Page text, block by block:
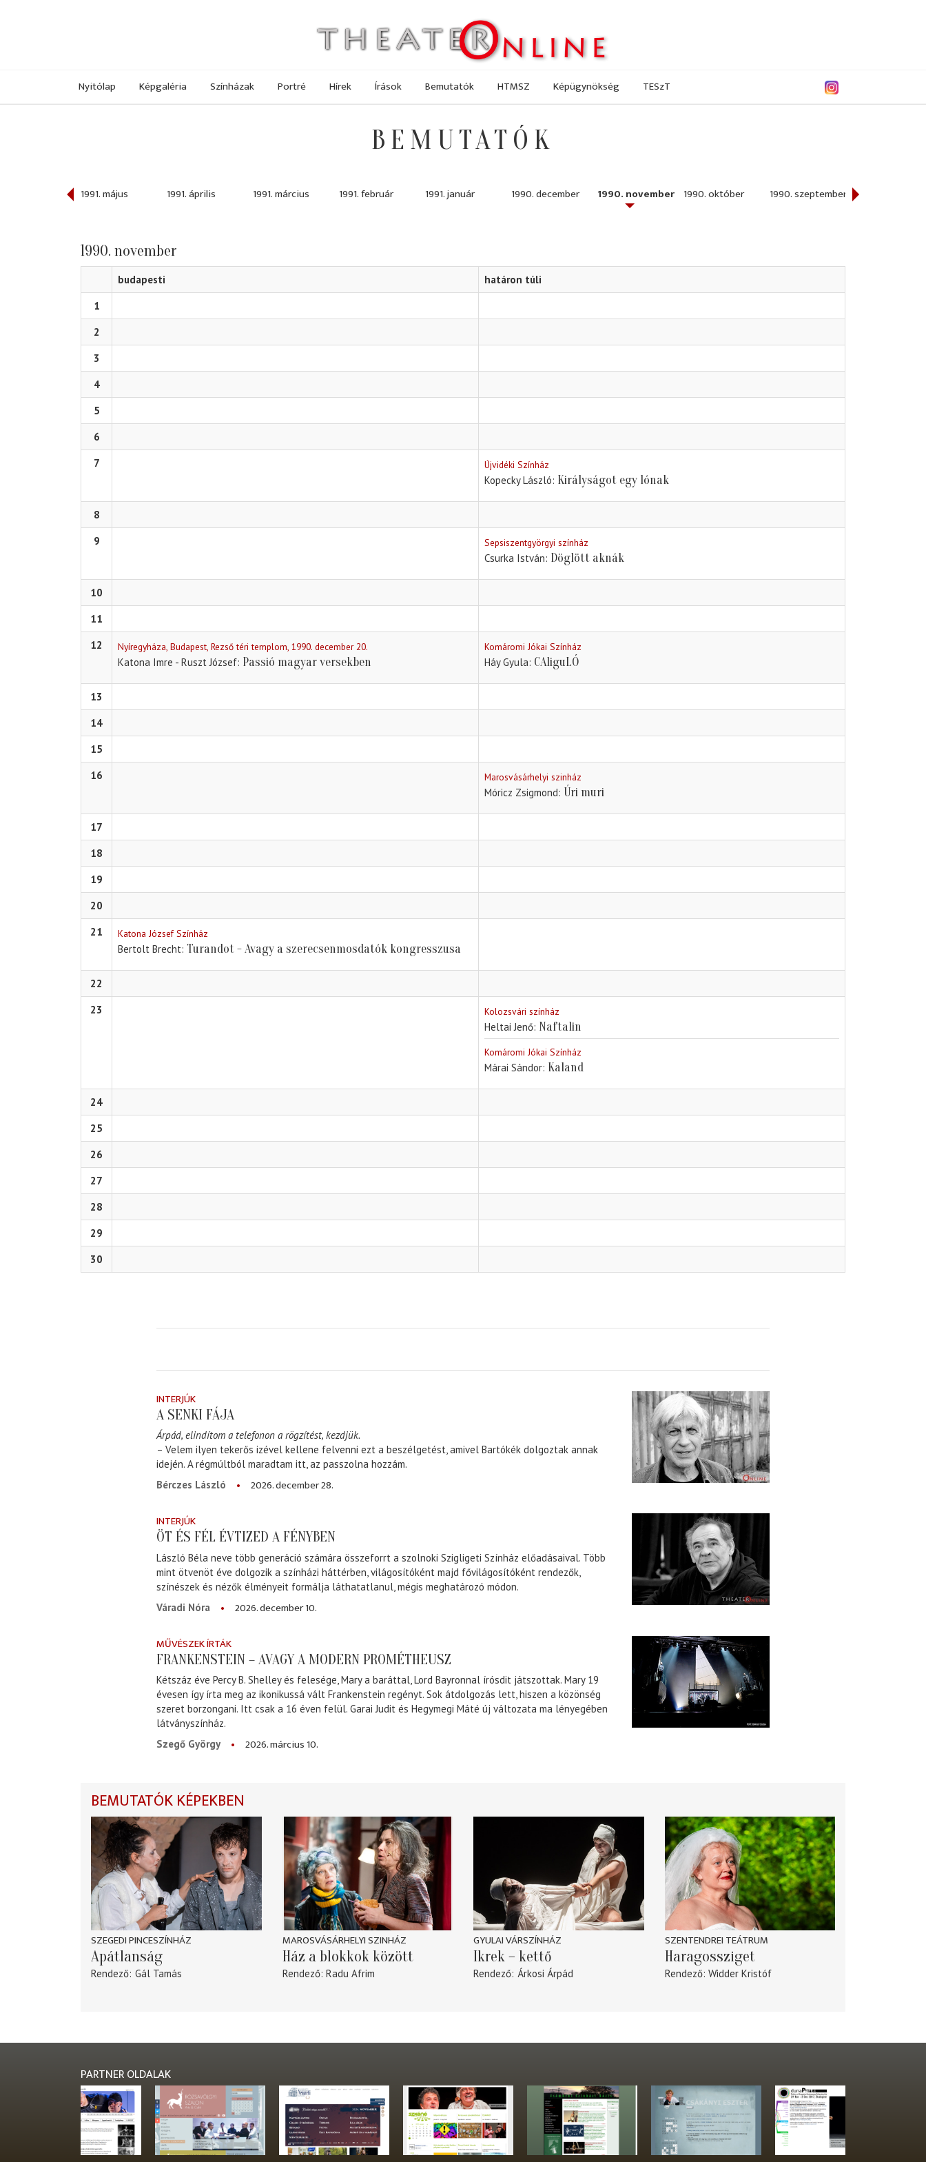
Nyitólap Képgaléria Színházak Portré Hírek Írások Bemutatók HTMSZ Képügynökség TESzT
BEMUTATÓK
1991. május 1991. április 1991. március 1991. február 1991. január 1990. december 1990. november 1990. október 1990. szeptember 1990.
1990. november
budapesti
határon túli
1
2
3
4
5
6
7
Újvidéki Színház
Kopecky László Királyságot egy lónak
8
9
Sepsiszentgyörgyi színház
Csurka István Döglött aknák
10
11
12
Nyíregyháza, Budapest, Rezső téri templom, 1990. december 20.
Katona Imre - Ruszt József Passió magyar versekben
Komáromi Jókai Színház
Háy Gyula CAliguLÓ
13
14
15
16
Marosvásárhelyi szinház
Móricz Zsigmond Úri muri
17
18
19
20
21
Katona József Színház
Bertolt Brecht Turandot - Avagy a szerecsenmosdatók kongresszusa
22
23
Kolozsvári színház
Heltai Jenő Naftalin
Komáromi Jókai Színház
Márai Sándor Kaland
24
25
26
27
28
29
30
INTERJÚK
A SENKI FÁJA
Árpád, elindítom a telefonon a rögzítést, kezdjük.
– Velem ilyen tekerős izével kellene felvenni ezt a beszélgetést, amivel Bartókék dolgoztak annak
idején. A régmúltból maradtam itt, az passzolna hozzám.
Bérczes László
2026. december 28.
INTERJÚK
ÖT ÉS FÉL ÉVTIZED A FÉNYBEN
László Béla neve több generáció számára összeforrt a szolnoki Szigligeti Színház előadásaival. Több
mint ötvenöt éve dolgozik a színházi háttérben, világosítóként majd fővilágosítóként rendezők,
színészek és nézők élményeit formálja láthatatlanul, mégis meghatározó módon.
Váradi Nóra
2026. december 10.
MŰVÉSZEK ÍRTÁK
FRANKENSTEIN – AVAGY A MODERN PROMÉTHEUSZ
Kétszáz éve Percy B. Shelley és felesége, Mary a baráttal, Lord Bayronnal írósdit játszottak. Mary 19
évesen így írta meg az ikonikussá vált Frankenstein regényt. Sok átdolgozás lett, hiszen a közönség
szeret borzongani. Itt csak a 16 éven felül. Garai Judit és Hegymegi Máté új változata ma lényegében
látványszínház.
Szegő György
2026. március 10.
BEMUTATÓK KÉPEKBEN
SZEGEDI PINCESZÍNHÁZ
Apátlanság
Rendező Gál Tamás
MAROSVÁSÁRHELYI SZINHÁZ
Ház a blokkok között
Rendező Radu Afrim
GYULAI VÁRSZÍNHÁZ
Ikrek – kettő
Rendező Árkosi Árpád
SZENTENDREI TEÁTRUM
Haragossziget
Rendező Widder Kristóf
PARTNER OLDALAK